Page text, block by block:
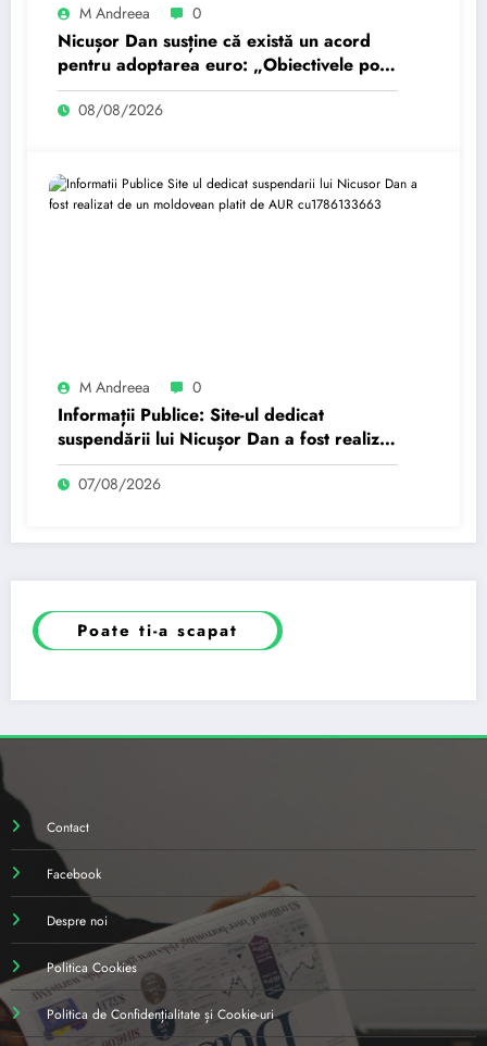
M Andreea 0
Nicușor Dan susține că există un acord
pentru adoptarea euro: „Obiectivele pot
fi realizate dacă…
08/08/2026
M Andreea 0
Informații Publice: Site-ul dedicat
suspendării lui Nicușor Dan a fost realizat
de un moldovean plătit de AUR cu…
07/08/2026
Poate ti-a scapat
Contact
Facebook
Despre noi
Politica Cookies
Politica de Confidențialitate și Cookie-uri